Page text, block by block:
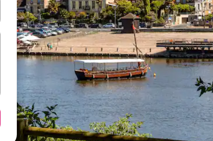
le haut et vers le bas pour les parcourir ou en appuyant et en